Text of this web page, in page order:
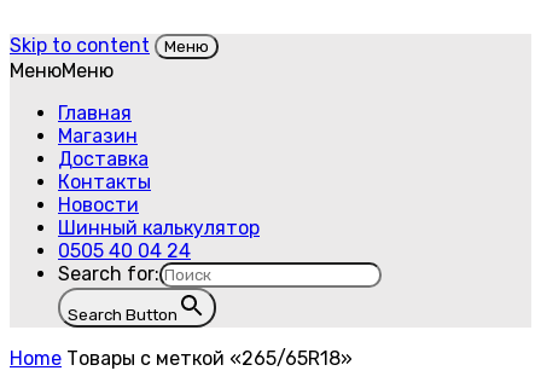
Skip to content Меню
МенюМеню
Главная
Магазин
Доставка
Контакты
Новости
Шинный калькулятор
0505 40 04 24
Search for:
Search Button
Home Товары с меткой «265/65R18»